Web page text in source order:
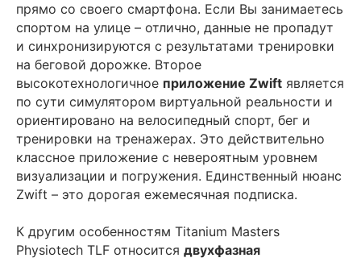
прямо со своего смартфона. Если Вы занимаетесь
спортом на улице – отлично, данные не пропадут
и синхронизируются с результатами тренировки
на беговой дорожке. Второе
высокотехнологичное приложение Zwift является
по сути симулятором виртуальной реальности и
ориентировано на велосипедный спорт, бег и
тренировки на тренажерах. Это действительно
классное приложение с невероятным уровнем
визуализации и погружения. Единственный нюанс
Zwift – это дорогая ежемесячная подписка.
К другим особенностям Titanium Masters
Physiotech TLF относится двухфазная